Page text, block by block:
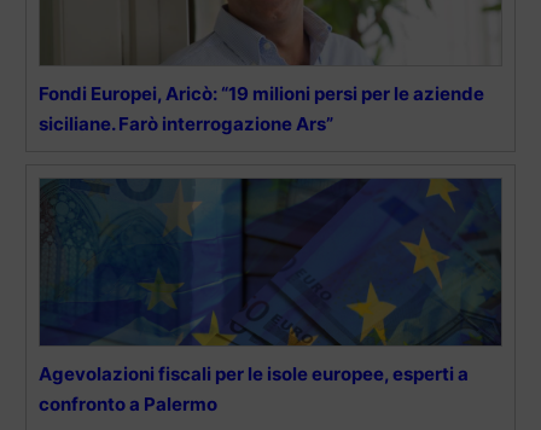
Fondi Europei, Aricò: “19 milioni persi per le aziende
siciliane. Farò interrogazione Ars”
Agevolazioni fiscali per le isole europee, esperti a
confronto a Palermo